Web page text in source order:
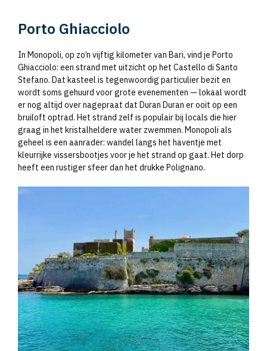
Porto Ghiacciolo
In Monopoli, op zo’n vijftig kilometer van Bari, vind je Porto
Ghiacciolo: een strand met uitzicht op het Castello di Santo
Stefano. Dat kasteel is tegenwoordig particulier bezit en
wordt soms gehuurd voor grote evenementen — lokaal wordt
er nog altijd over nagepraat dat Duran Duran er ooit op een
bruiloft optrad. Het strand zelf is populair bij locals die hier
graag in het kristalheldere water zwemmen. Monopoli als
geheel is een aanrader: wandel langs het haventje met
kleurrijke vissersbootjes voor je het strand op gaat. Het dorp
heeft een rustiger sfeer dan het drukke Polignano.